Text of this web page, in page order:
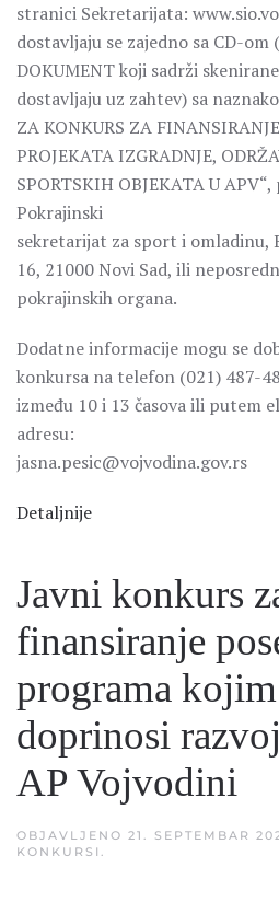
stranici Sekretarijata:
dostavljaju se zajedno sa CD-om
DOKUMENT koji sadrži
dostavljaju uz zahtev) sa
ZA KONKURS ZA
PROJEKATA IZGRADNJE,
SPORTSKIH OBJEKATA U
Pokrajinski
sekretarijat za sport i omladinu,
16, 21000 Novi Sad, ili
pokrajinskih organa.
Dodatne informacije mogu se
konkursa na telefon (021) 487-
između 10 i 13 časova ili putem
adresu:
jasna.pesic@vojvodina.gov.rs
Detaljnije
Javni konkurs
finansiranje
programa
doprinosi
AP Vojvodini
OBJAVLJENO 21. SEPTEMBAR
KONKURSI .